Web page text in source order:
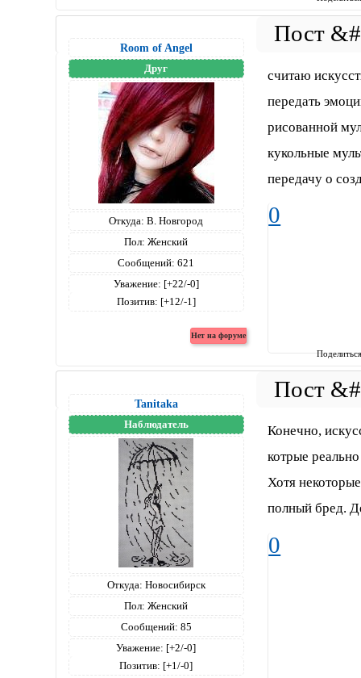
Room of Angel
Друг
Откуда: В. Новгород
Пол: Женский
Сообщений: 621
Уважение: [+22/-0]
Позитив: [+12/-1]
считаю
передать
рисованной
кукольные
передачу о
0
Tanitaka
Наблюдатель
Откуда: Новосибирск
Пол: Женский
Сообщений: 85
Уважение: [+2/-0]
Позитив: [+1/-0]
Конечно,
котрые
Хотя
полный бред.
0